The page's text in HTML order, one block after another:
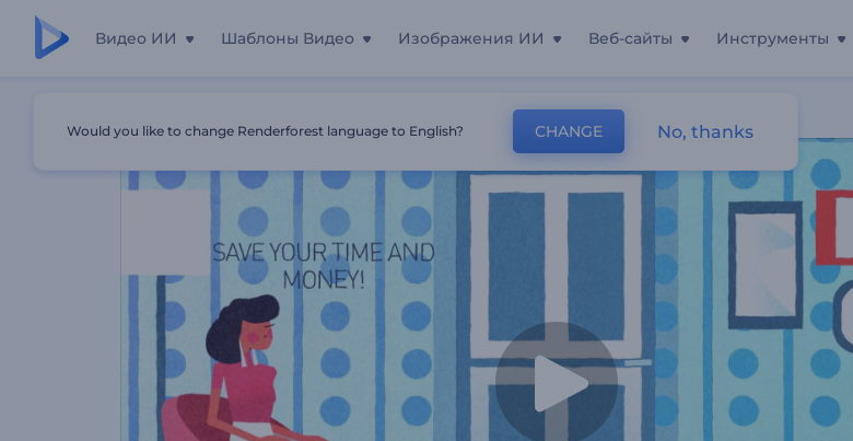
Видео ИИ Шаблоны Видео Изображения ИИ Веб-сайты Инструменты
Промо Для Объявлений О Недвижимости
Would you like to change Renderforest language to English? CHANGE No, thanks